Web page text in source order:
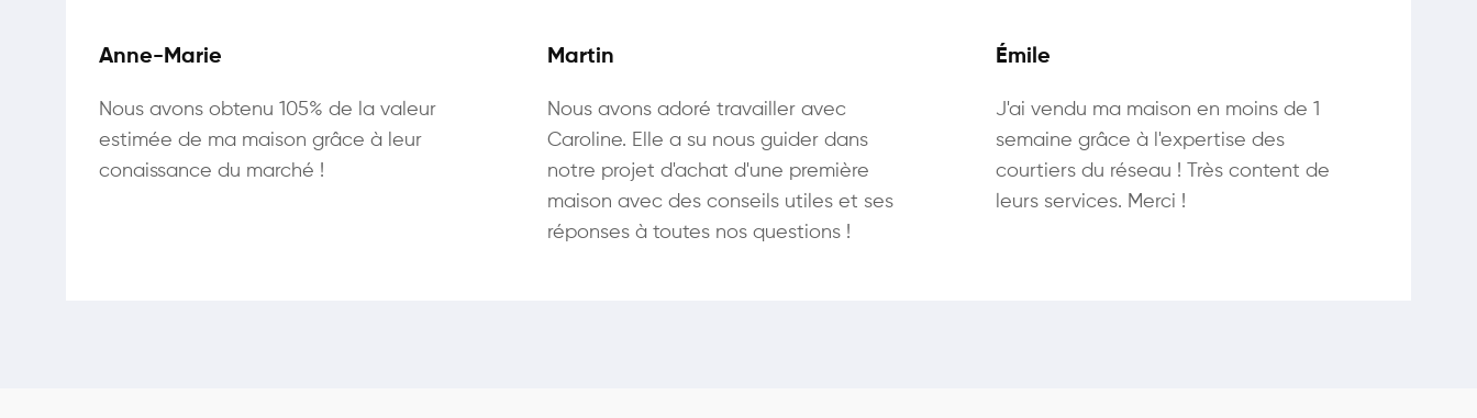
Anne-Marie
Nous avons obtenu 105% de la valeur
estimée de ma maison grâce à leur
conaissance du marché !
Martin
Nous avons adoré travailler avec
Caroline. Elle a su nous guider dans
notre projet d'achat d'une première
maison avec des conseils utiles et ses
réponses à toutes nos questions !
Émile
J'ai vendu ma maison en moins de 1
semaine grâce à l'expertise des
courtiers du réseau ! Très content de
leurs services. Merci !